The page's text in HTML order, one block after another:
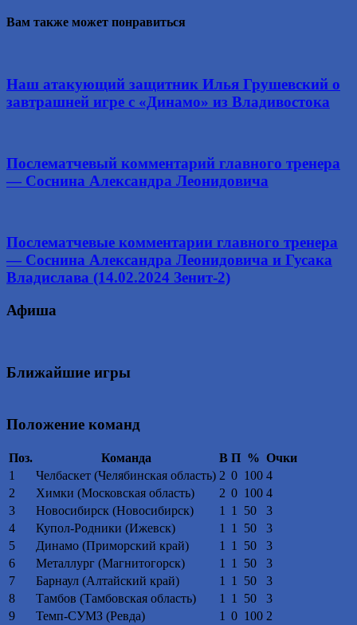
Вам также может понравиться
Наш атакующий защитник Илья Грушевский о
завтрашней игре с «Динамо» из Владивостока
Послематчевый комментарий главного тренера
— Соснина Александра Леонидовича
Послематчевые комментарии главного тренера
— Соснина Александра Леонидовича и Гусака
Владислава (14.02.2024 Зенит-2)
Афиша
Ближайшие игры
Положение команд
Поз. Команда В П % Очки
1
Челбаскет (Челябинская область) 2 0 100 4
2
Химки (Московская область) 2 0 100 4
3
Новосибирск (Новосибирск) 1 1 50
3
4
Купол-Родники (Ижевск) 1 1 50
3
5
Динамо (Приморский край) 1 1 50
3
6
Металлург (Магнитогорск) 1 1 50
3
7
Барнаул (Алтайский край) 1 1 50
3
8
Тамбов (Тамбовская область) 1 1 50
3
9
Темп-СУМЗ (Ревда) 1 0 100 2